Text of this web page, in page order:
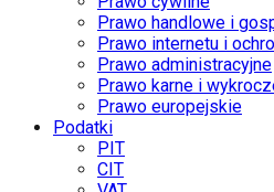
Prawo handlowe i
Prawo internetu i
Prawo administracyjne
Prawo karne i
Prawo europejskie
Podatki
PIT
CIT